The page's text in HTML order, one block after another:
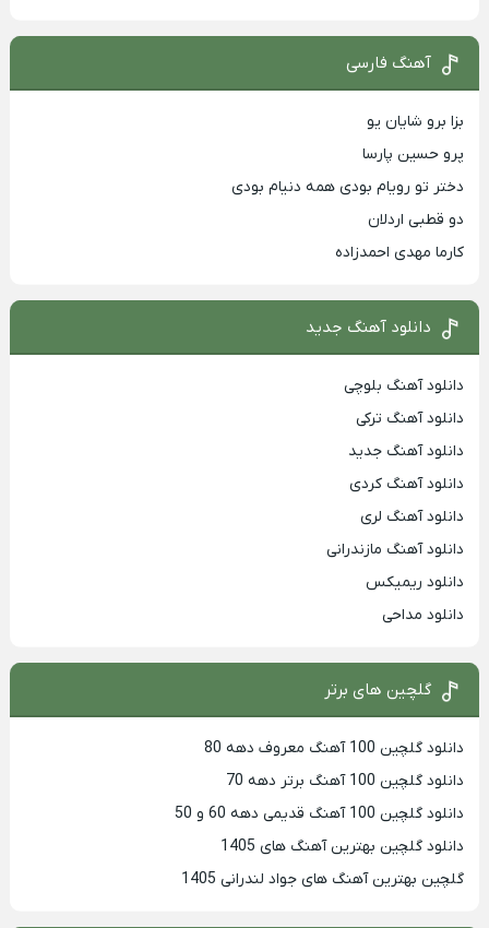
آهنگ فارسی
بزا برو شایان یو
پرو حسین پارسا
دختر تو رویام بودی همه دنیام بودی
دو قطبی اردلان
کارما مهدی احمدزاده
دانلود آهنگ جدید
دانلود آهنگ بلوچی
دانلود آهنگ ترکی
دانلود آهنگ جدید
دانلود آهنگ کردی
دانلود آهنگ لری
دانلود آهنگ مازندرانی
دانلود ریمیکس
دانلود مداحی
گلچین های برتر
دانلود گلچین 100 آهنگ معروف دهه 80
دانلود گلچین 100 آهنگ برتر دهه 70
دانلود گلچین 100 آهنگ قدیمی دهه 60 و 50
دانلود گلچین بهترین آهنگ های 1405
گلچین بهترین آهنگ های جواد لندرانی 1405